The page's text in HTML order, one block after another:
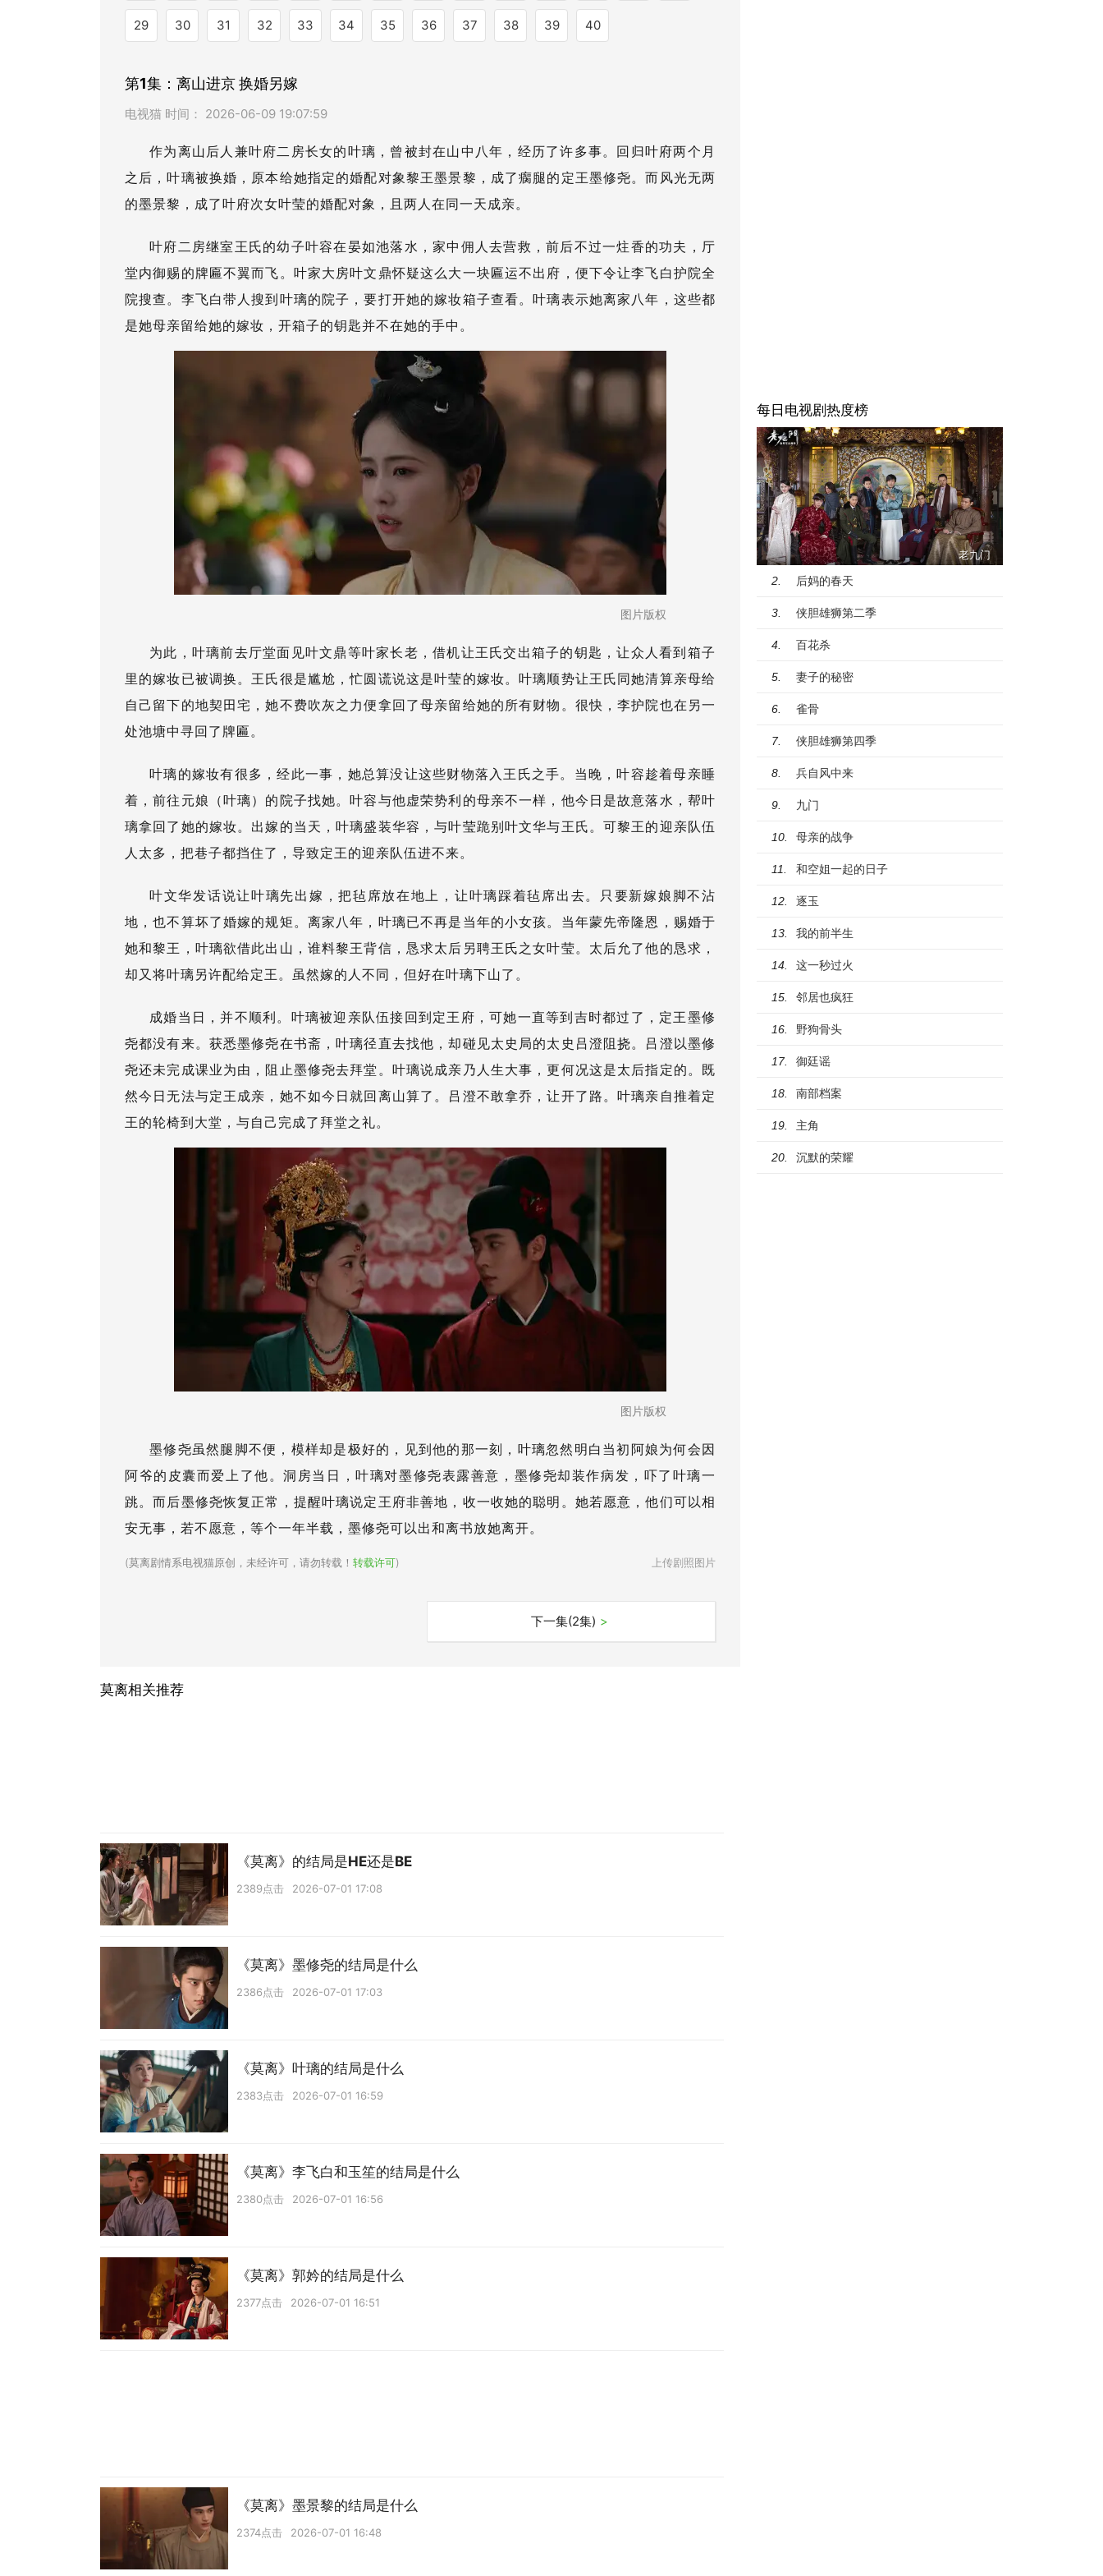
29 30 31 32 33 34 35 36 37 38 39 40
第1集：离山进京 换婚另嫁
电视猫 时间： 2026-06-09 19:07:59
作为离山后人兼叶府二房长女的叶璃，曾被封在山中八年，经历了许多事。回归叶府两个月
之后，叶璃被换婚，原本给她指定的婚配对象黎王墨景黎，成了瘸腿的定王墨修尧。而风光无两
的墨景黎，成了叶府次女叶莹的婚配对象，且两人在同一天成亲。
叶府二房继室王氏的幼子叶容在晏如池落水，家中佣人去营救，前后不过一炷香的功夫，厅
堂内御赐的牌匾不翼而飞。叶家大房叶文鼎怀疑这么大一块匾运不出府，便下令让李飞白护院全
院搜查。李飞白带人搜到叶璃的院子，要打开她的嫁妆箱子查看。叶璃表示她离家八年，这些都
是她母亲留给她的嫁妆，开箱子的钥匙并不在她的手中。
图片版权
为此，叶璃前去厅堂面见叶文鼎等叶家长老，借机让王氏交出箱子的钥匙，让众人看到箱子
里的嫁妆已被调换。王氏很是尴尬，忙圆谎说这是叶莹的嫁妆。叶璃顺势让王氏同她清算亲母给
自己留下的地契田宅，她不费吹灰之力便拿回了母亲留给她的所有财物。很快，李护院也在另一
处池塘中寻回了牌匾。
叶璃的嫁妆有很多，经此一事，她总算没让这些财物落入王氏之手。当晚，叶容趁着母亲睡
着，前往元娘（叶璃）的院子找她。叶容与他虚荣势利的母亲不一样，他今日是故意落水，帮叶
璃拿回了她的嫁妆。出嫁的当天，叶璃盛装华容，与叶莹跪别叶文华与王氏。可黎王的迎亲队伍
人太多，把巷子都挡住了，导致定王的迎亲队伍进不来。
叶文华发话说让叶璃先出嫁，把毡席放在地上，让叶璃踩着毡席出去。只要新嫁娘脚不沾
地，也不算坏了婚嫁的规矩。离家八年，叶璃已不再是当年的小女孩。当年蒙先帝隆恩，赐婚于
她和黎王，叶璃欲借此出山，谁料黎王背信，恳求太后另聘王氏之女叶莹。太后允了他的恳求，
却又将叶璃另许配给定王。虽然嫁的人不同，但好在叶璃下山了。
成婚当日，并不顺利。叶璃被迎亲队伍接回到定王府，可她一直等到吉时都过了，定王墨修
尧都没有来。获悉墨修尧在书斋，叶璃径直去找他，却碰见太史局的太史吕澄阻挠。吕澄以墨修
尧还未完成课业为由，阻止墨修尧去拜堂。叶璃说成亲乃人生大事，更何况这是太后指定的。既
然今日无法与定王成亲，她不如今日就回离山算了。吕澄不敢拿乔，让开了路。叶璃亲自推着定
王的轮椅到大堂，与自己完成了拜堂之礼。
图片版权
墨修尧虽然腿脚不便，模样却是极好的，见到他的那一刻，叶璃忽然明白当初阿娘为何会因
阿爷的皮囊而爱上了他。洞房当日，叶璃对墨修尧表露善意，墨修尧却装作病发，吓了叶璃一
跳。而后墨修尧恢复正常，提醒叶璃说定王府非善地，收一收她的聪明。她若愿意，他们可以相
安无事，若不愿意，等个一年半载，墨修尧可以出和离书放她离开。
(莫离剧情系电视猫原创，未经许可，请勿转载！ 转载许可) 上传剧照图片
下一集(2集) >
莫离相关推荐
《莫离》的结局是HE还是BE
2389点击 2026-07-01 17:08
《莫离》墨修尧的结局是什么
2386点击 2026-07-01 17:03
《莫离》叶璃的结局是什么
2383点击 2026-07-01 16:59
《莫离》李飞白和玉笙的结局是什么
2380点击 2026-07-01 16:56
《莫离》郭妗的结局是什么
2377点击 2026-07-01 16:51
《莫离》墨景黎的结局是什么
2374点击 2026-07-01 16:48
每日电视剧热度榜
老九门
2.
后妈的春天
3. 侠胆雄狮第二季
4. 百花杀
5. 妻子的秘密
6. 雀骨
7. 侠胆雄狮第四季
8. 兵自风中来
9. 九门
10. 母亲的战争
11. 和空姐一起的日子
12. 逐玉
13. 我的前半生
14. 这一秒过火
15. 邻居也疯狂
16. 野狗骨头
17. 御廷谣
18. 南部档案
19. 主角
20. 沉默的荣耀